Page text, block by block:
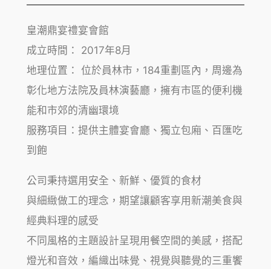
皇潮鼎宴禮宴會館
成立時間： 2017年8月
地理位置： 位於員林市，184重劃區內，周邊為
彰化地方法院及員林演藝廳，擁有市區的便利機
能和市郊的清幽環境
服務項目：提供主體宴會廳、獨立包廂、百匯吃
到飽
公司秉持選用安全、新鮮、優質的食材
與細緻做工的理念，期望讓顧客享用新潮美食與
經典料理的感受
不同風格的主題設計呈現用餐空間的美感，搭配
燈光和音效，編織出味覺、視覺與聽覺的三重饗